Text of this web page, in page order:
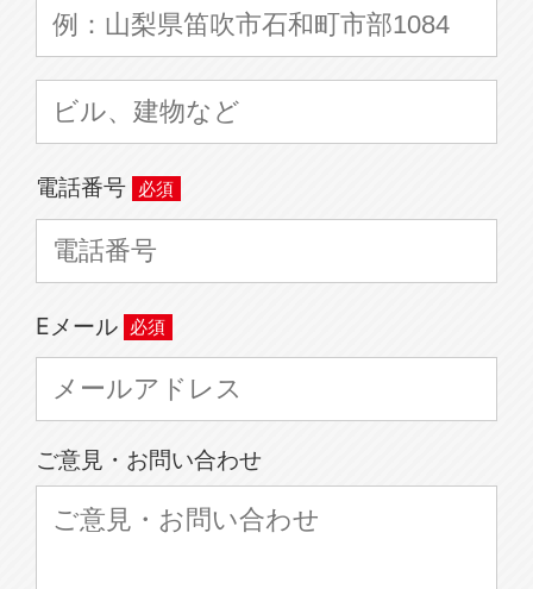
電話番号
Eメール
ご意見・お問い合わせ